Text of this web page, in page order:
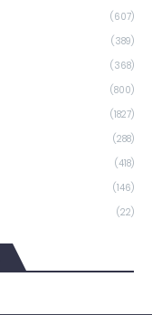
(607)
(389)
(368)
(800)
(1827)
(288)
(418)
(146)
(22)